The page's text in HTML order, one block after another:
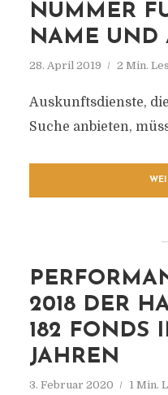
NUMMER
NAME UND
28. April 2019 2 Min.
Auskunftsdienste,
Suche anbieten,
2018 DER
182 FONDS
JAHREN
3. Februar 2020 1 Min.